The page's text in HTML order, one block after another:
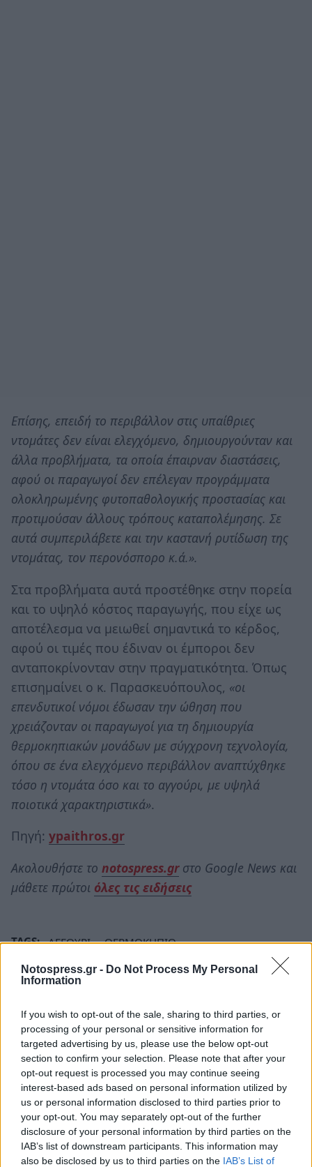
Notospress.gr - Do Not Process My Personal
Information
If you wish to opt-out of the sale, sharing to third parties, or
processing of your personal or sensitive information for
targeted advertising by us, please use the below opt-out
section to confirm your selection. Please note that after your
opt-out request is processed you may continue seeing
interest-based ads based on personal information utilized by
us or personal information disclosed to third parties prior to
your opt-out. You may separately opt-out of the further
disclosure of your personal information by third parties on the
IAB’s list of downstream participants. This information may
also be disclosed by us to third parties on the IAB’s List of
Επίσης, επειδή το περιβάλλον στις υπαίθριες
ντομάτες δεν είναι ελεγχόμενο, δημιουργούνταν και
άλλα προβλήματα, τα οποία έπαιρναν διαστάσεις,
αφού οι παραγωγοί δεν επέλεγαν προγράμματα
ολοκληρωμένης φυτοπαθολογικής προστασίας και
προτιμούσαν άλλους τρόπους καταπολέμησης. Σε
αυτά συμπεριλάβετε και την καστανή ρυτίδωση της
ντομάτας, τον περονόσπορο κ.ά.».
Στα προβλήματα αυτά προστέθηκε στην πορεία
και το υψηλό κόστος παραγωγής, που είχε ως
αποτέλεσμα να μειωθεί σημαντικά το κέρδος,
αφού οι τιμές που έδιναν οι έμποροι δεν
ανταποκρίνονταν στην πραγματικότητα. Όπως
επισημαίνει ο κ. Παρασκευόπουλος, «οι
επενδυτικοί νόμοι έδωσαν την ώθηση που
χρειάζονταν οι παραγωγοί για τη δημιουργία
θερμοκηπιακών μονάδων με σύγχρονη τεχνολογία,
όπου σε ένα ελεγχόμενο περιβάλλον αναπτύχθηκε
τόσο η ντομάτα όσο και το αγγούρι, με υψηλά
ποιοτικά χαρακτηριστικά».
Πηγή: ypaithros.gr
Ακολουθήστε το notospress.grστο Google News και
μάθετε πρώτοι όλες τις ειδήσεις
TAGS: ΑΓΓΟΥΡΙ
ΘΕΡΜΟΚΗΠΙΟ
ΘΕΡΜΟΚΗΠΙΑΚΗ ΚΑΛΛΙΕΡΓΕΙΑ
ΜΕΣΣΗΝΙΑ